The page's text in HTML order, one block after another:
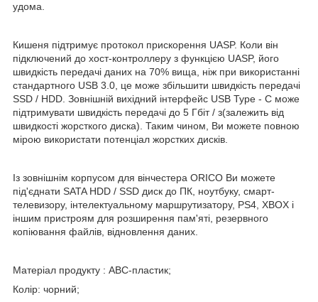
удома.
Кишеня підтримує протокол прискорення UASP. Коли він
підключений до хост-контроллеру з функцією UASP, його
швидкість передачі даних на 70% вища, ніж при використанні
стандартного USB 3.0, це може збільшити швидкість передачі
SSD / HDD. Зовнішній вихідний інтерфейс USB Type - C може
підтримувати швидкість передачі до 5 Гбіт / з(залежить від
швидкості жорсткого диска). Таким чином, Ви можете повною
мірою використати потенціал жорстких дисків.
Із зовнішнім корпусом для вінчестера ORICO Ви можете
під'єднати SATA HDD / SSD диск до ПК, ноутбуку, смарт-
телевизору, інтелектуальному маршрутизатору, PS4, XBOX і
іншим пристроям для розширення пам'яті, резервного
копіювання файлів, відновлення даних.
Матеріал продукту : АВС-пластик;
Колір: чорний;